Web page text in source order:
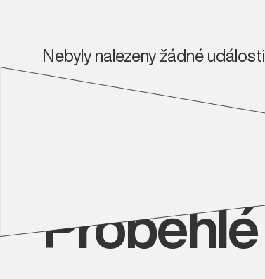
Nebyly nalezeny žádné události
Proběhlé